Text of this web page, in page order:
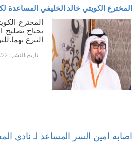
المخترع الكويتي خالد الخليفي المساعدة
المخترع
يحتاج تصليح
التبرع بهما.للتواصل
تاريخ النشر: 22
اصابه امين السر المساعد لـ نادي